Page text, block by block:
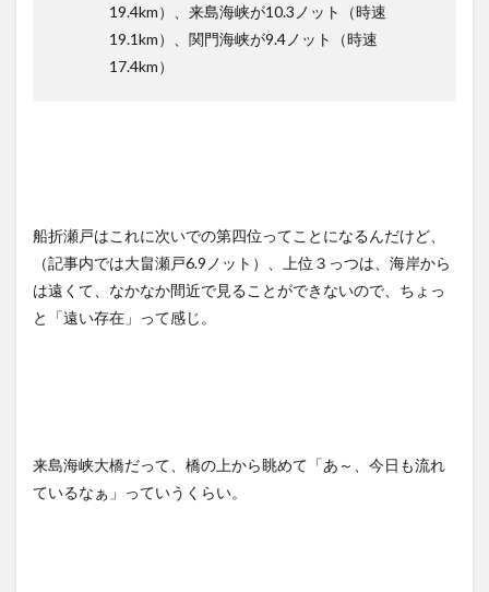
19.4km）、来島海峡が10.3ノット（時速
19.1km）、関門海峡が9.4ノット（時速
17.4km）
船折瀬戸はこれに次いでの第四位ってことになるんだけど、
（記事内では大畠瀬戸6.9ノット）、上位３っつは、海岸から
は遠くて、なかなか間近で見ることができないので、ちょっ
と「遠い存在」って感じ。
来島海峡大橋だって、橋の上から眺めて「あ～、今日も流れ
ているなぁ」っていうくらい。